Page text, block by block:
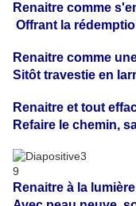
Renaitre comme
Offrant la
Renaitre comme
Sitôt travestie en
Renaitre et tout
Refaire le chemin,
Renaitre à la